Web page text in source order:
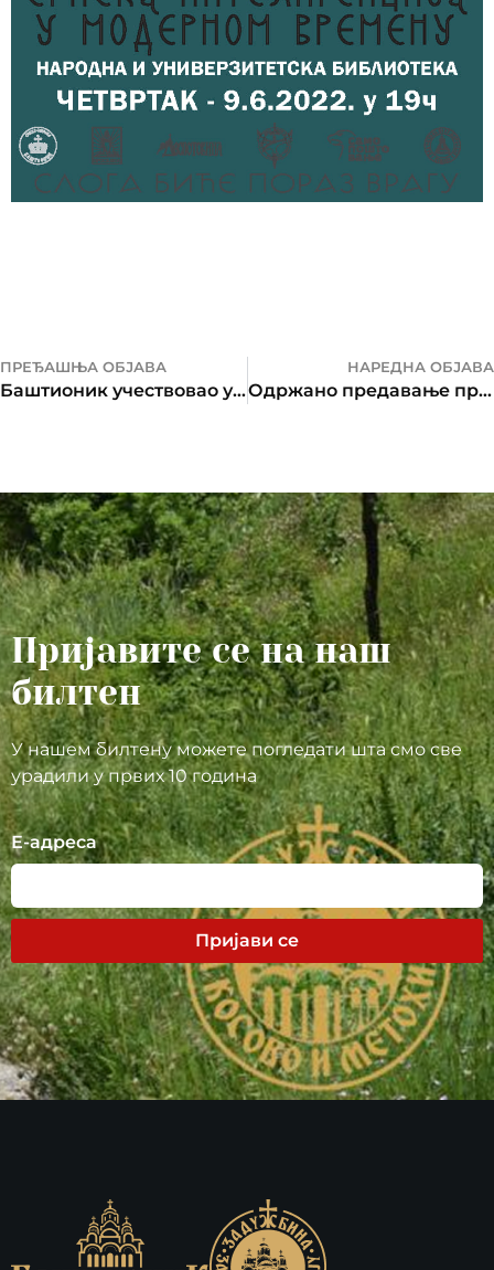
ПРЕЂАШЊА ОБЈАВА
Баштионик учествовао у обиљежавању Спасовдана
НАРЕДНА ОБЈАВА
Одржано предавање проф. др Мила Ломпара
Пријавите се на наш
билтен
У нашем билтену можете погледати шта смо све
урадили у првих 10 година
Е-адреса
Пријави се